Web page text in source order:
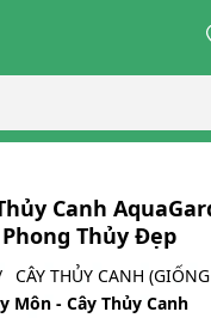
Canh
Phong Thủy Đẹp
CÂY THỦY CANH
Môn - Cây Thủy Canh